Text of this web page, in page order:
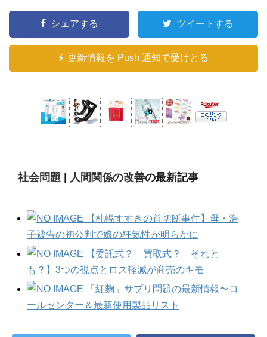
シェアする ツイートする
更新情報を Push 通知で受けとる
社会問題 人間関係の改善の最新記事
【札幌すすきの首切断事件】母・浩
子被告の初公判で娘の狂気性が明らかに
【委託式？ 買取式？ それと
も？】3つの視点とロス軽減が商売のキモ
「紅麴」サプリ問題の最新情報〜コ
ールセンター＆最新使用製品リスト